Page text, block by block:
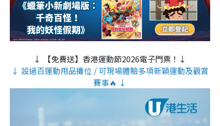
↓ 【免費送】香港運動節2026電子門票！↓
↓ 設過百運動用品攤位 / 可現場體驗多項新穎運動及觀賞
賽事🔥 ↓